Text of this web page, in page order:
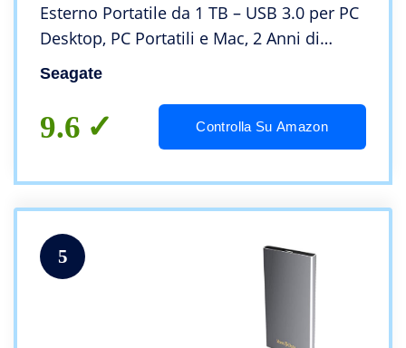
Esterno Portatile da 1 TB – USB 3.0 per PC
Desktop, PC Portatili e Mac, 2 Anni di
Servizi Rescue (STEA1000400)
Seagate
9.6 Controlla Su Amazon
5